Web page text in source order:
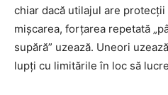
chiar dacă utilajul are
mișcarea, forțarea repetată
supără” uzează. Uneori
lupți cu limitările în loc să